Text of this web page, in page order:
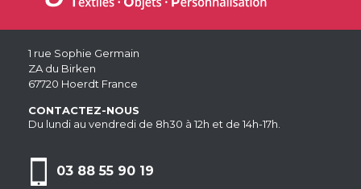
1 rue Sophie Germain
ZA du Birken
67720 Hoerdt France
CONTACTEZ-NOUS
Du lundi au vendredi de 8h30 à 12h et de 14h-17h.
03 88 55 90 19